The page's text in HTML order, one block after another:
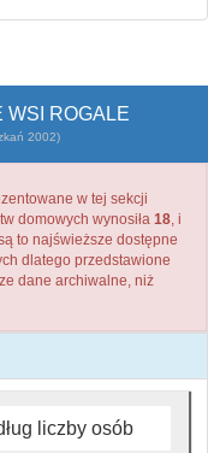
WSI ROGALE
2002)
w tej sekcji
domowych wynosiła 18, i
to najświeższe dostępne
dlatego przedstawione
dane archiwalne, niż
liczby osób